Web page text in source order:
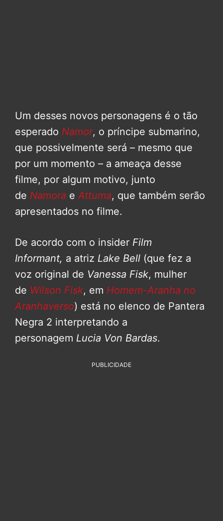
Um desses novos personagens é o tão
esperado Namor, o príncipe submarino,
que possivelmente será – mesmo que
por um momento – a ameaça desse
filme, por algum motivo, junto
de Namora e Attuma, que também serão
apresentados no filme.
De acordo com o insider Film
Informant, a atriz Lake Bell (que fez a
voz original de Vanessa Fisk, mulher
de Wilson Fisk, em Homem-Aranha no
Aranhaverso) está no elenco de Pantera
Negra 2 interpretando a
personagem Lucia Von Bardas.
PUBLICIDADE